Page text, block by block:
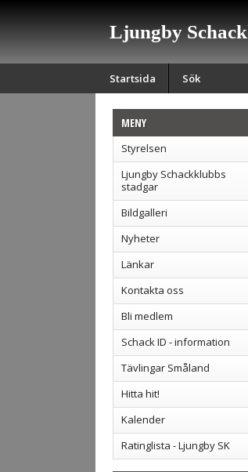
Ljungby
Startsida
Sök
MENY
Styrelsen
Ljungby Schackklubbs
stadgar
Bildgalleri
Nyheter
Länkar
Kontakta oss
Bli medlem
Schack ID - information
Tävlingar Småland
Hitta hit!
Kalender
Ratinglista - Ljungby SK